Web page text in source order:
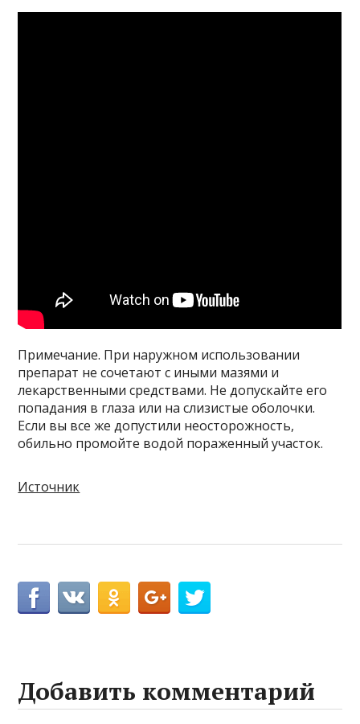
Примечание. При наружном использовании
препарат не сочетают с иными мазями и
лекарственными средствами. Не допускайте его
попадания в глаза или на слизистые оболочки.
Если вы все же допустили неосторожность,
обильно промойте водой пораженный участок.
Источник
Добавить комментарий